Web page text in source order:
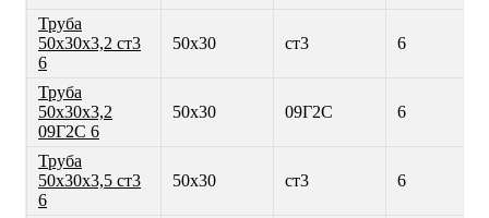
Труба
50х30х3,2 ст3
6
50х30 ст3 6
Труба
50х30х3,2
09Г2С 6
50х30 09Г2С 6
Труба
50х30х3,5 ст3
6
50х30 ст3 6